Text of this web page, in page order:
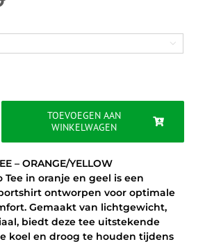

TOEVOEGEN AAN
WINKELWAGEN
– ORANGE/YELLOW
Tee in oranje en geel is een
ontworpen voor optimale
Gemaakt van lichtgewicht,
biedt deze tee uitstekende
koel en droog te houden tijdens